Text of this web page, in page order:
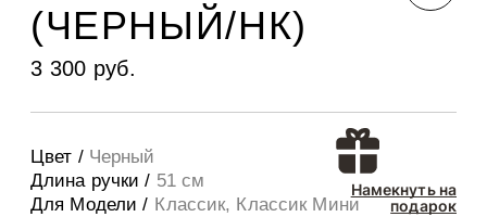
(ЧЕРНЫЙ/НК)
3 300 руб.
Цвет / Черный
Длина ручки / 51 см
Для Модели / Классик, Классик Мини
Намекнуть на
подарок